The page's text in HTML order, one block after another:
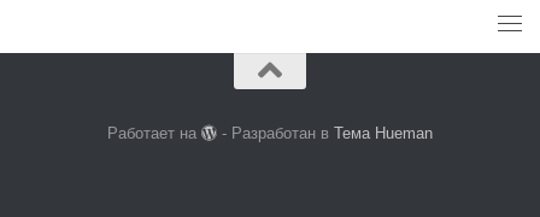
Работает на - Разработан вТема Hueman